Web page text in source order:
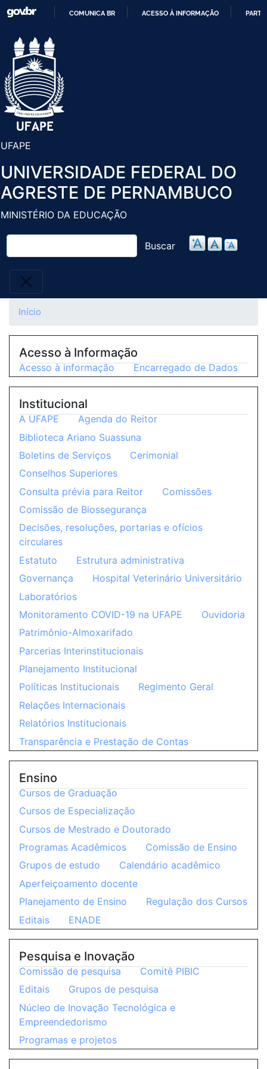
Pular
COMUNICA BR ACESSO À INFORMAÇÃO
UFAPE
UNIVERSIDADE FEDERAL DO
AGRESTE DE PERNAMBUCO
MINISTÉRIO DA EDUCAÇÃO
Buscar
Início
Acesso à Informação
Acesso à informação Encarregado de Dados
Institucional
A UFAPE
Agenda do Reitor
Biblioteca Ariano Suassuna
Boletins de Serviços
Cerimonial
Conselhos Superiores
Consulta prévia para Reitor
Comissões
Comissão de Biossegurança
Decisões, resoluções, portarias e ofícios
circulares
Estatuto
Estrutura administrativa
Governança
Hospital Veterinário Universitário
Laboratórios
Monitoramento COVID-19 na UFAPE
Ouvidoria
Patrimônio-Almoxarifado
Parcerias Interinstitucionais
Planejamento Institucional
Políticas Institucionais
Regimento Geral
Relações Internacionais
Relatórios Institucionais
Transparência e Prestação de Contas
Ensino
Cursos de Graduação
Cursos de Especialização
Cursos de Mestrado e Doutorado
Programas Acadêmicos
Comissão de Ensino
Grupos de estudo
Calendário acadêmico
Aperfeiçoamento docente
Planejamento de Ensino
Regulação dos Cursos
Editais
ENADE
Pesquisa e Inovação
Comissão de pesquisa
Comitê PIBIC
Editais
Grupos de pesquisa
Núcleo de Inovação Tecnológica e
Empreendedorismo
Programas e projetos